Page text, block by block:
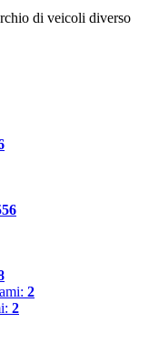
di veicoli diverso
2
2